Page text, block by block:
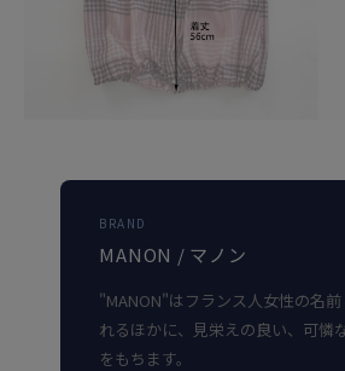
BRAND
MANON / マノン
"MANON"はフランス人女性の名前
れるほかに、見栄えの良い、可憐
をもちます。